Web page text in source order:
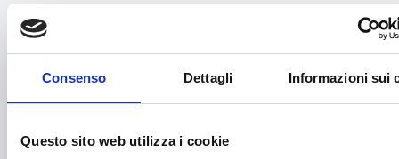
Consenso Dettagli Informazioni sui
Questo sito web utilizza i cookie
Brevetti e licenze
Cartellonistica stradale